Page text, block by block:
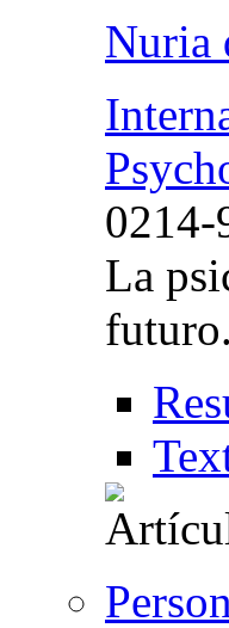
Nuria
0214-
La